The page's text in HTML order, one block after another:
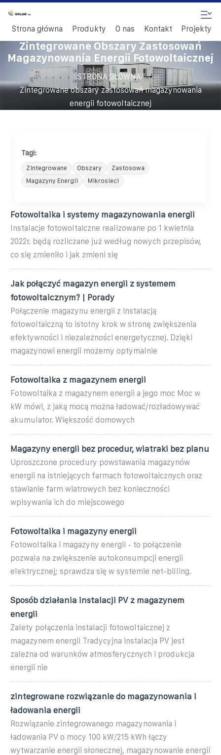
Strona główna Produkty O nas Kontakt Projekty
Zintegrowane Obszary Zastosowań
Magazynowania Energii Fotowoltaicznej
STRONA GŁÓWNA/
Zintegrowane obszary zastosowań magazynowania
energii fotowoltaicznej
Tagi:
Zintegrowane Obszary
Zastosowa
Magazyny Energii
Mikrosieci
Fotowoltaika i systemy magazynowania energii
Instalacje fotowoltaiczne realizowane po 1 kwietnia
2022r. będą rozliczane już według nowych przepisów,
co się zmieniło i jak zmieni się
Jak połączyć magazyn energii z systemem
fotowoltaicznym? | Porady
Połączenie magazynu energii z instalacją
fotowoltaiczną to istotny krok w stronę zwiększenia
efektywności i niezależności energetycznej. Dzięki
magazynowi energii możemy optymalnie
Fotowoltaika z magazynem energii
Fotowoltaika z magazynem energii a jego moc Moc w
kW mówi, z jaką mocą można ładować/rozładowywać
akumulator. Większość domowych
Magazyny energii bez procedur, wiatraki bez planu
Uproszczone procedury powstawania magazynów
energii na istniejących farmach fotowoltaicznych oraz
stawianie farm wiatrowych bez konieczności
wpisywania ich do miejscowego
Fotowoltaika i magazyny energii
Fotowoltaika i magazyny energii - to połączenie
pozwala na zwiększenie autokonsumpcji energii
elektrycznej; sprawdza się w systemie net-billing.
Sposób działania instalacji PV z magazynem
energii
Zalety połączenia instalacji fotowoltaicznej z
magazynem energii Tradycyjna instalacja PV jest
zależna od warunków atmosferycznych i produkcja
energii nie
zintegrowane rozwiązanie do magazynowania i
ładowania energii
Rozwiązanie zintegrowanego magazynowania i
ładowania PV o mocy 100 kW/215 kWh łączy
wytwarzanie energii słonecznej, magazynowanie energii